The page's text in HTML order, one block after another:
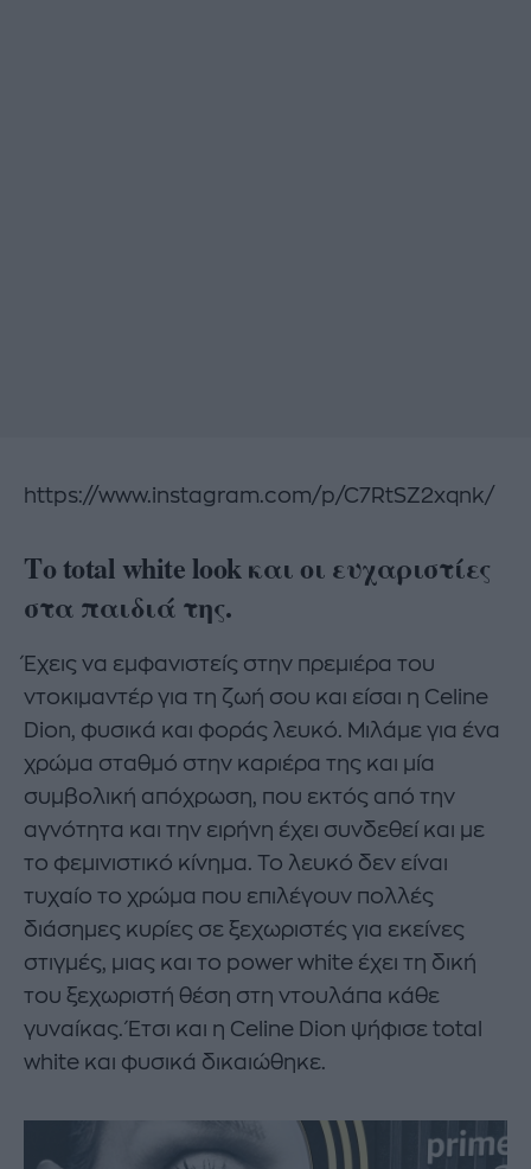
https://www.instagram.com/p/C7RtSZ2xqnk/
Το total white look και οι ευχαριστίες
στα παιδιά της.
Έχεις να εμφανιστείς στην πρεμιέρα του
ντοκιμαντέρ για τη ζωή σου και είσαι η Celine
Dion, φυσικά και φοράς λευκό. Μιλάμε για ένα
χρώμα σταθμό στην καριέρα της και μία
συμβολική απόχρωση, που εκτός από την
αγνότητα και την ειρήνη έχει συνδεθεί και με
το φεμινιστικό κίνημα. Το λευκό δεν είναι
τυχαίο το χρώμα που επιλέγουν πολλές
διάσημες κυρίες σε ξεχωριστές για εκείνες
στιγμές, μιας και το power white έχει τη δική
του ξεχωριστή θέση στη ντουλάπα κάθε
γυναίκας. Έτσι και η Celine Dion ψήφισε total
white και φυσικά δικαιώθηκε.